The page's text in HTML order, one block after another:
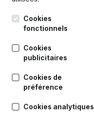
17-09-2021
Cookies
fonctionnels
Cookies
publicitaires
Cookies de
préférence
Cookies analytiques